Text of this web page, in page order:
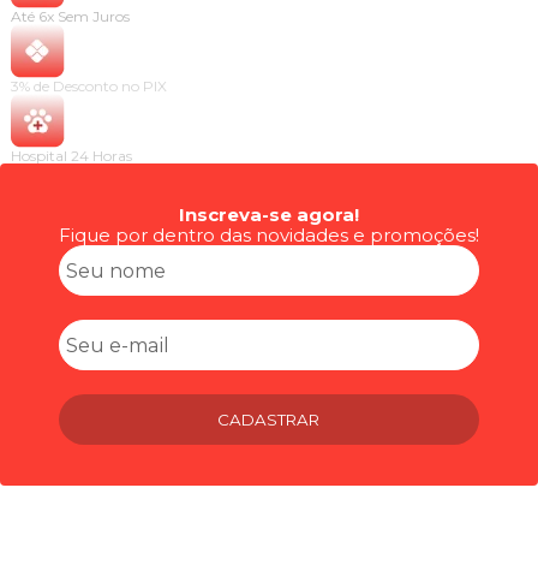
Inscreva-se agora!
Fique por dentro das novidades e promoções!
CADASTRAR